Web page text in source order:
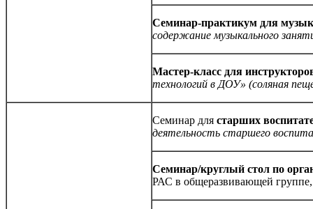
Семинар-практикум для
содержание музыкального
Мастер-класс для
технологий в ДОУ» (соляная
Семинар для старших
деятельность старшего
Семинар/круглый стол по
РАС в общеразвивающей